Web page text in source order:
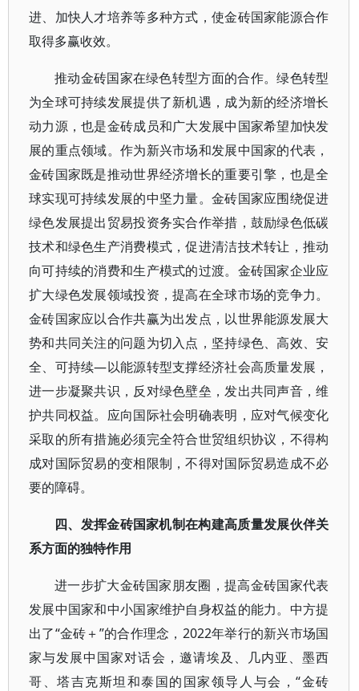
进、加快人才培养等多种方式，使金砖国家能源合作
取得多赢收效。
推动金砖国家在绿色转型方面的合作。绿色转型
为全球可持续发展提供了新机遇，成为新的经济增长
动力源，也是金砖成员和广大发展中国家希望加快发
展的重点领域。作为新兴市场和发展中国家的代表，
金砖国家既是推动世界经济增长的重要引擎，也是全
球实现可持续发展的中坚力量。金砖国家应围绕促进
绿色发展提出贸易投资务实合作举措，鼓励绿色低碳
技术和绿色生产消费模式，促进清洁技术转让，推动
向可持续的消费和生产模式的过渡。金砖国家企业应
扩大绿色发展领域投资，提高在全球市场的竞争力。
金砖国家应以合作共赢为出发点，以世界能源发展大
势和共同关注的问题为切入点，坚持绿色、高效、安
全、可持续—以能源转型支撑经济社会高质量发展，
进一步凝聚共识，反对绿色壁垒，发出共同声音，维
护共同权益。应向国际社会明确表明，应对气候变化
采取的所有措施必须完全符合世贸组织协议，不得构
成对国际贸易的变相限制，不得对国际贸易造成不必
要的障碍。
四、发挥金砖国家机制在构建高质量发展伙伴关
系方面的独特作用
进一步扩大金砖国家朋友圈，提高金砖国家代表
发展中国家和中小国家维护自身权益的能力。中方提
出了“金砖＋”的合作理念，2022年举行的新兴市场国
家与发展中国家对话会，邀请埃及、几内亚、墨西
哥、塔吉克斯坦和泰国的国家领导人与会，“金砖